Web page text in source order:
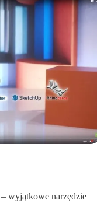
wyjątkowe narzędzie